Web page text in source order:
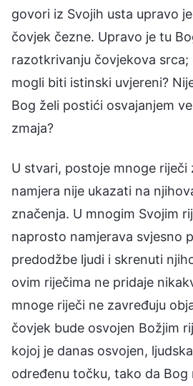
govori iz Svojih usta upravo
čovjek čezne. Upravo je tu
razotkrivanju čovjekova srca;
mogli biti istinski uvjereni?
Bog želi postići osvajanjem
zmaja?
U stvari, postoje mnoge riječi
namjera nije ukazati na
značenja. U mnogim Svojim
naprosto namjerava svjesno
predodžbe ljudi i skrenuti
ovim riječima ne pridaje
mnoge riječi ne zavređuju
čovjek bude osvojen Božjim
kojoj je danas osvojen,
određenu točku, tako da Bog